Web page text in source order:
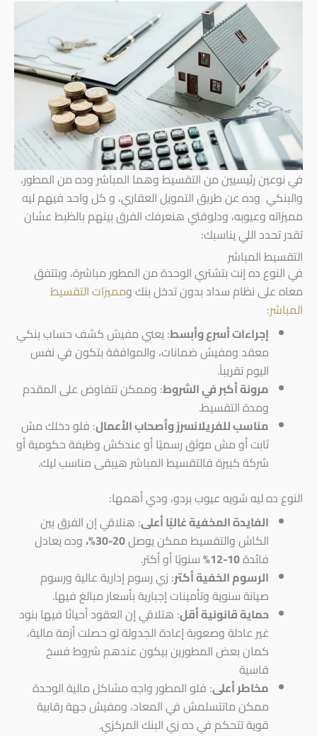
في نوعين رئيسيين من التقسيط وهما المباشر وده من المطور،
والبنكي وده عن طريق التمويل العقاري، و كل واحد فيهم ليه
مميزاته وعيوبه، ودلوقتي هنعرفك الفرق بينهم بالظبط عشان
تقدر تحدد اللي يناسبك:
التقسيط المباشر
في النوع ده إنت بتشتري الوحدة من المطور مباشرة، وبتتفق
معاه على نظام سداد بدون تدخل بنك ومميزات التقسيط
المباشر:
إجراءات أسرع وأبسط: يعني مفيش كشف حساب بنكي
معقد ومفيش ضمانات، والموافقة بتكون في نفس
اليوم تقريباً.
مرونة أكبر في الشروط: وممكن تتفاوض على المقدم
ومدة التقسيط.
مناسب للفريلانسرز وأصحاب الأعمال: فلو دخلك مش
ثابت أو مش موثق رسميًا أو عندكش وظيفة حكومية أو
شركة كبيرة فالتقسيط المباشر هيبقى مناسب ليك.
النوع ده ليه شويه عيوب بردو، ودي أهمها:
الفايدة المخفية غالبًا أعلى: هتلاقي إن الفرق بين
الكاش والتقسيط ممكن يوصل20-30%،
وده يعادل
فائدة10-12%
سنويًا أو أكتر.
الرسوم الخفية أكتر: زي رسوم إدارية عالية ورسوم
صيانة سنوية وتأمينات إجبارية بأسعار مبالغ فيها.
حماية قانونية أقل: هتلاقي إن العقود أحيانًا فيها بنود
غير عادلة وصعوبة إعادة الجدولة لو حصلت أزمة مالية،
كمان بعض المطورين بيكون عندهم شروط فسخ
قاسية
مخاطر أعلى: فلو المطور واجه مشاكل مالية الوحدة
ممكن ماتتسلمش في المعاد، ومفيش جهة رقابية
قوية تتحكم في ده زي البنك المركزي.